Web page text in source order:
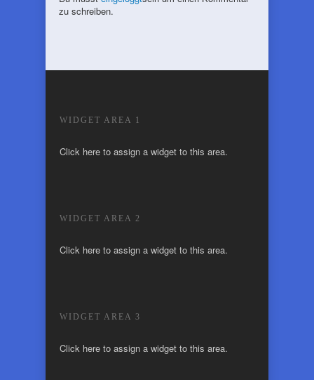
zu schreiben.
WIDGET AREA 1
Click here to assign a widget to this area.
WIDGET AREA 2
Click here to assign a widget to this area.
WIDGET AREA 3
Click here to assign a widget to this area.